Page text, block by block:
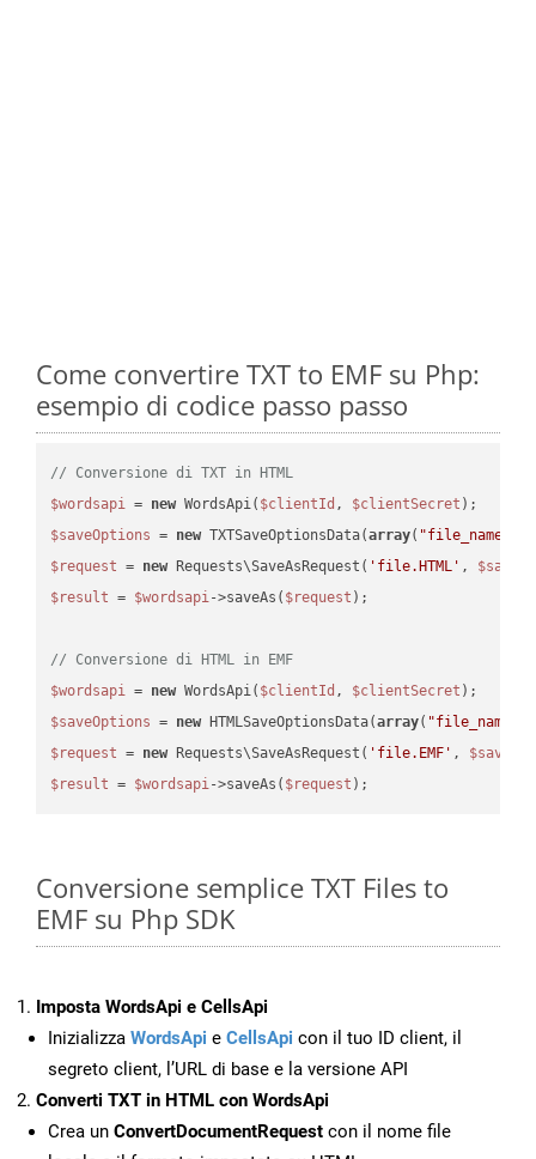
Come convertire TXT to EMF su Php:
esempio di codice passo passo
// Conversione di TXT in HTML
$wordsapi = new WordsApi( $clientId , $clientSecret
$saveOptions = new TXTSaveOptionsData(array( "file_name"
$request = new Requests\SaveAsRequest( 'file.HTML' ,
$result = $wordsapi->saveAs( $request );
// Conversione di HTML in EMF
$wordsapi = new WordsApi( $clientId , $clientSecret
$saveOptions = new HTMLSaveOptionsData(array( "file_name"
$request = new Requests\SaveAsRequest( 'file.EMF' ,
$result = $wordsapi->saveAs( $request
Conversione semplice TXT Files to
EMF su Php SDK
Imposta WordsApi e CellsApi
Inizializza WordsApi e CellsApi con il tuo ID client, il
segreto client, l’URL di base e la versione API
Converti TXT in HTML con WordsApi
Crea un ConvertDocumentRequest con il nome file